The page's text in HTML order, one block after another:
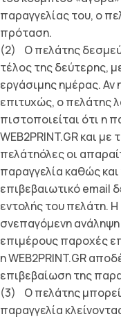
παραγγελίας του, ο
πρόταση.
(2) Ο πελάτης
τέλος της δεύτερης,
εργάσιµης ηµέρας. Αν
επιτυχώς, ο πελάτης
πιστοποιείται ότι η
WEB2PRINT.GR και
πελάτηόλες οι
παραγγελία καθώς
επιβεβαιωτικό email
εντολής του πελάτη.
σνεπαγόµενη ανάληψη
επιµέρους παροχές
η WEB2PRINT.GR
επιβεβαίωση της
(3) Ο πελάτης
παραγγελία